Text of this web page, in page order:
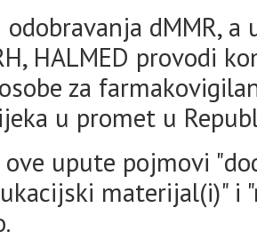
dMMR,
HALMED provodi
za
u promet u
upute pojmovi
materijal(i)"